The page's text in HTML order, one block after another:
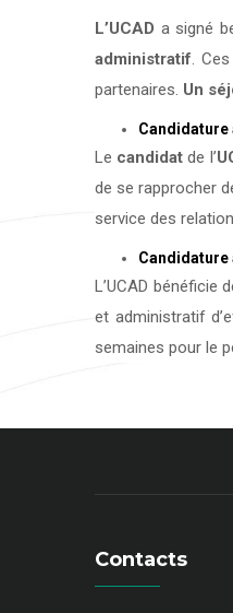
L’UCAD a signé
administratif. Ces
partenaires. Un
Candidature
Le candidat de l’
de se rapprocher
service des
Candidature
L’UCAD
et administratif
semaines pour le
Contacts